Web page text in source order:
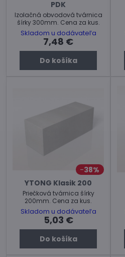
PDK
Izolačná obvodová tvárnica
šírky 300mm. Cena za kus.
Skladom u dodávateľa
7,48 €
Do košíka
38%
YTONG Klasik 200
Priečková tvárnica šírky
200mm. Cena za kus.
Skladom u dodávateľa
5,03 €
Do košíka